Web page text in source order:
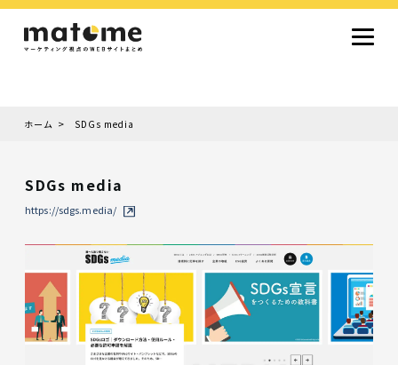
採用サイト
コーポレートサイト
オウンドメディア
ランディングページ
サービスサイト
Design
シンプルデザイン
クール・モダン
ナチュラル・温もり系
和風・ジャパニーズ
雑誌風・エディトリアル
イラスト
ミニマルデザイン
タイポグラフィ重視
グラデーション
高級感・ラグジュアリー
グリッドデザイン
フラットデザイン
モーション・アニメーション
テクスチャ・素材感
シングルページ
Color
カラフル・多色
シルバー・銀色
ゴールド・金色
パープル・紫色
ブラウン・茶色
グリーン・緑色
ブルー・青色
イエロー・黄色
オレンジ・橙色
レッド・赤色
ピンク・桃色
グレー・灰色
ブラック・黒色
ホワイト・白色
ライトブルー・水色
ネイビー・紺色
Service
ホーム SDGs media
SDGs media
https://sdgs.media/